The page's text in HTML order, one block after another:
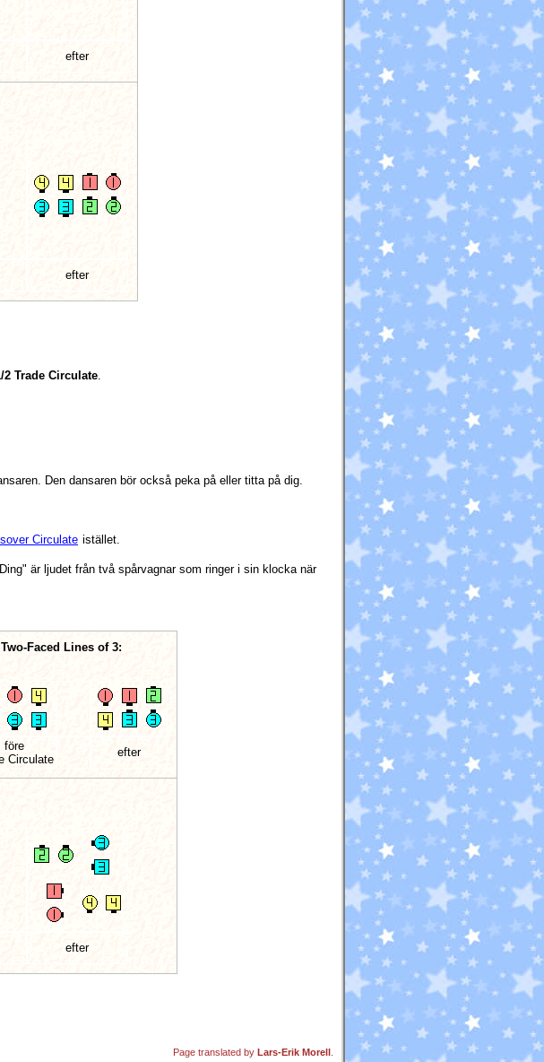
efter
efter
2 Trade Circulate
Den dansaren bör också peka på eller titta på dig.
Circulate istället.
är ljudet från två spårvagnar som ringer i sin klocka när
Faced Lines of 3:
före
Circulate
efter
efter
Page translated by Lars-Erik Morell